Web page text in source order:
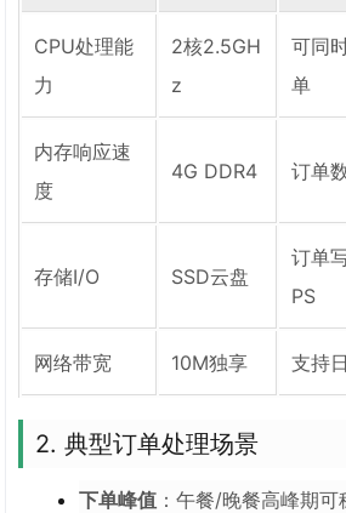
CPU处理能
力
2核2.5GH
z
可同
单
内存响应速
度
4G DDR4 订单
存储I/O SSD云盘
订单
PS
网络带宽 10M独享 支持
2. 典型订单处理场景
下单峰值 ：午餐/晚餐高峰期